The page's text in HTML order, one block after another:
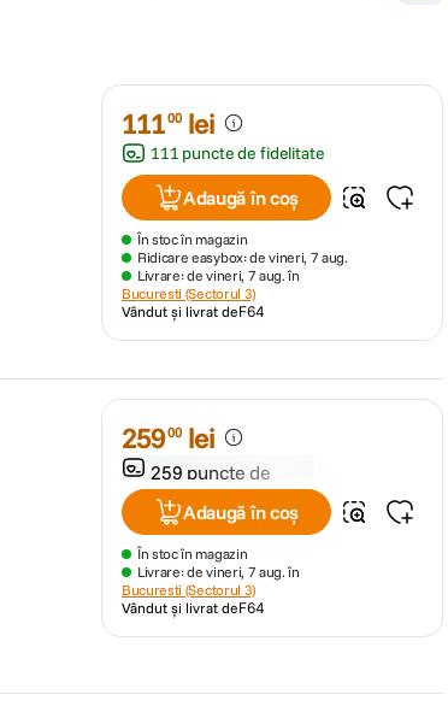
11100 lei
111 puncte de fidelitate
Adaugă în coș
În stoc în magazin
Ridicare easybox: de vineri, 7 aug.
Livrare: de vineri, 7 aug. în
Bucuresti (Sectorul 3)
Vândut și livrat deF64
25900 lei
259 puncte de
fidelitate
Adaugă în coș
În stoc în magazin
Livrare: de vineri, 7 aug. în
Bucuresti (Sectorul 3)
Vândut și livrat deF64